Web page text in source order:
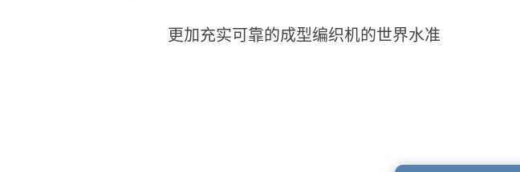
更加充实可靠的成型编织机的世界水准